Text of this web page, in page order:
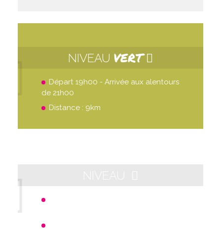
NIVEAU VERT
Départ 19h00 - Arrivée aux alentours
de 21h00
Distance : 9km